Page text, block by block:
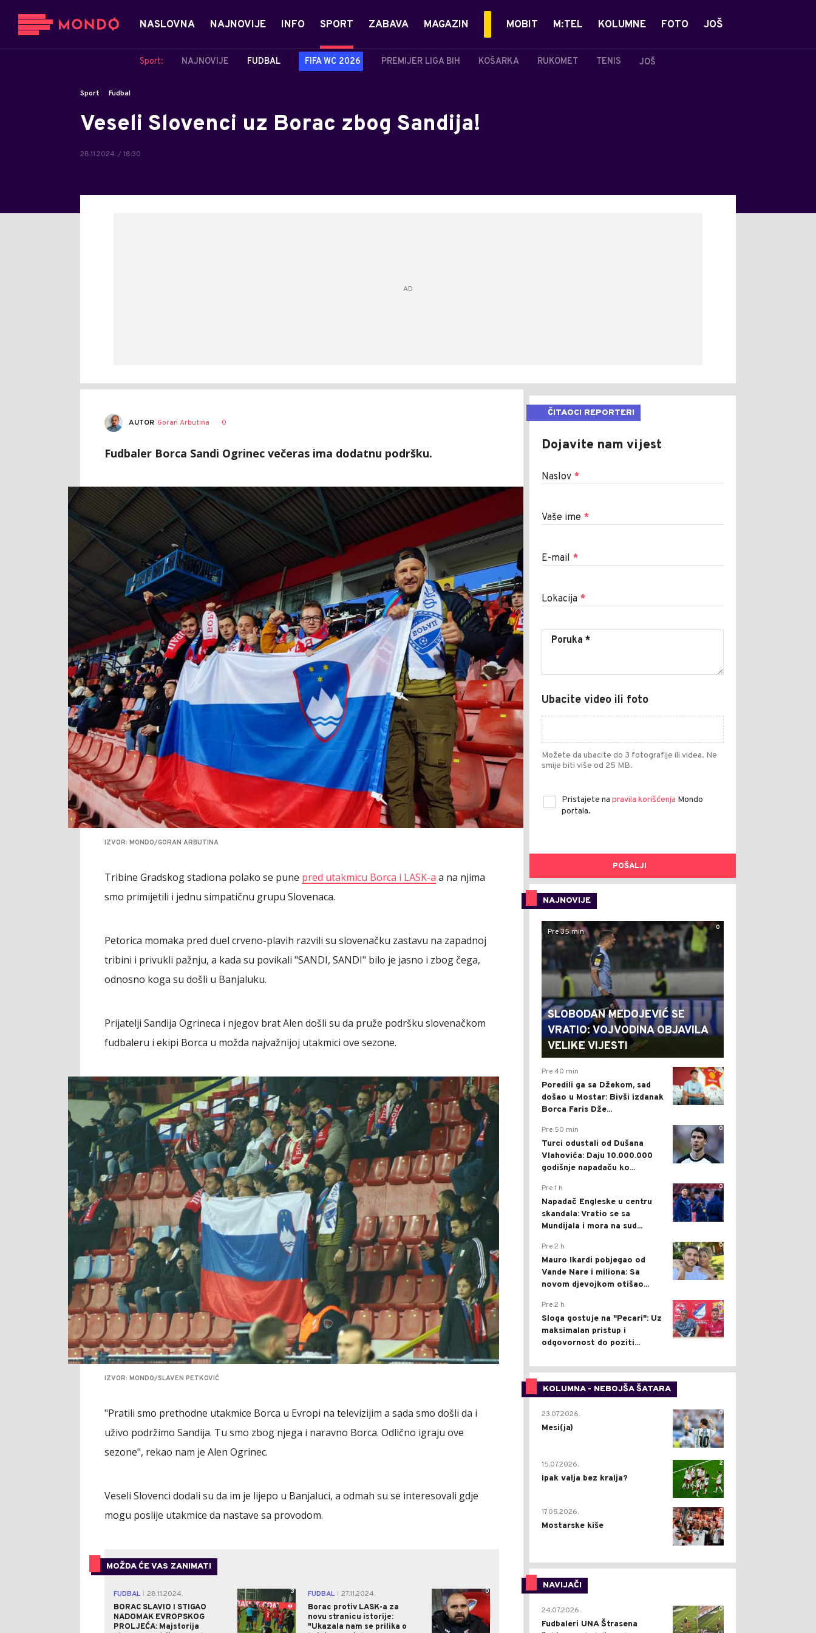
NASLOVNA NAJNOVIJE INFO SPORT
Sport: NAJNOVIJE FUDBAL FIFA WC 2026 PREMIJER LIGA BIH KOŠARKA RUKOMET TENIS JOŠ
ZABAVA MAGAZIN MOBIT M:TEL KOLUMNE FOTO JOŠ
Sport Fudbal
Veseli Slovenci uz Borac zbog Sandija!
28.11.2024. / 18:30
AUTOR Goran Arbutina 0
Fudbaler Borca Sandi Ogrinec večeras ima dodatnu podršku.
IZVOR: MONDO/GORAN ARBUTINA
Tribine Gradskog stadiona polako se pune pred utakmicu Borca i LASK-a a na njima
smo primijetili i jednu simpatičnu grupu Slovenaca.
Petorica momaka pred duel crveno-plavih razvili su slovenačku zastavu na zapadnoj
tribini i privukli pažnju, a kada su povikali "SANDI, SANDI" bilo je jasno i zbog čega,
odnosno koga su došli u Banjaluku.
Prijatelji Sandija Ogrineca i njegov brat Alen došli su da pruže podršku slovenačkom
fudbaleru i ekipi Borca u možda najvažnijoj utakmici ove sezone.
IZVOR: MONDO/SLAVEN PETKOVIĆ
"Pratili smo prethodne utakmice Borca u Evropi na televizijim a sada smo došli da i
uživo podržimo Sandija. Tu smo zbog njega i naravno Borca. Odlično igraju ove
sezone", rekao nam je Alen Ogrinec.
Veseli Slovenci dodali su da im je lijepo u Banjaluci, a odmah su se interesovali gdje
mogu poslije utakmice da nastave sa provodom.
MOŽDA ĆE VAS ZANIMATI
FUDBAL
28.11.2024.
BORAC SLAVIO I STIGAO
NADOMAK EVROPSKOG
PROLJEĆA: Majstorija
3 FUDBAL
27.11.2024.
Borac protiv LASK-a za
novu stranicu istorije:
"Ukazala nam se prilika o
0
ČITAOCI REPORTERI
Dojavite nam vijest
Naslov *
Vaše ime *
E-mail *
Lokacija *
Ubacite video ili foto
Možete da ubacite do 3 fotografije ili videa. Ne
smije biti više od 25 MB.
Pristajete na pravila korišćenja Mondo
portala.
POŠALJI
NAJNOVIJE
0
Pre 35 min
SLOBODAN MEDOJEVIĆ SE
VRATIO: VOJVODINA OBJAVILA
VELIKE VIJESTI
0
Pre 40 min
Poredili ga sa Džekom, sad
došao u Mostar: Bivši izdanak
Borca Faris Dže...
0
Pre 50 min
Turci odustali od Dušana
Vlahovića: Daju 10.000.000
godišnje napadaču ko...
0
Pre 1 h
Napadač Engleske u centru
skandala: Vratio se sa
Mundijala i mora na sud...
0
Pre 2 h
Mauro Ikardi pobjegao od
Vande Nare i miliona: Sa
novom djevojkom otišao...
0
Pre 2 h
Sloga gostuje na "Pecari": Uz
maksimalan pristup i
odgovornost do poziti...
KOLUMNA - NEBOJŠA ŠATARA
0
23.07.2026.
Mesi(ja)
2
15.07.2026.
Ipak valja bez kralja?
0
17.05.2026.
Mostarske kiše
NAVIJAČI
0
24.07.2026.
Fudbaleri UNA Štrasena